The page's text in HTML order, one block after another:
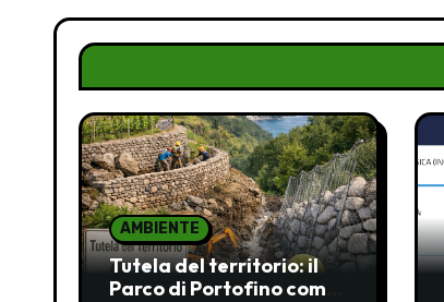
AMBIENTE
Tutela del territorio: il
Parco di Portofino come